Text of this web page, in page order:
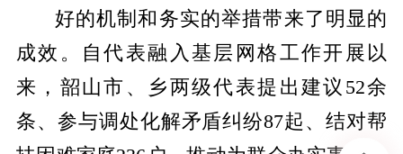
好的机制和务实的举措带来了明显的
成效。自代表融入基层网格工作开展以
来，韶山市、乡两级代表提出建议52余
条、参与调处化解矛盾纠纷87起、结对帮